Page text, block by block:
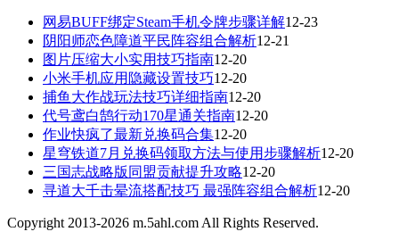
网易BUFF绑定Steam手机令牌步骤详解12-23
阴阳师恋色障道平民阵容组合解析12-21
图片压缩大小实用技巧指南12-20
小米手机应用隐藏设置技巧12-20
捕鱼大作战玩法技巧详细指南12-20
代号鸢白鹄行动170星通关指南12-20
作业快疯了最新兑换码合集12-20
星穹铁道7月兑换码领取方法与使用步骤解析12-20
三国志战略版同盟贡献提升攻略12-20
寻道大千击晕流搭配技巧 最强阵容组合解析12-20
Copyright 2013-2026 m.5ahl.com All Rights Reserved.